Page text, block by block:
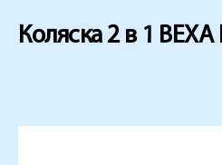
Коляска 2 в 1 BEXA